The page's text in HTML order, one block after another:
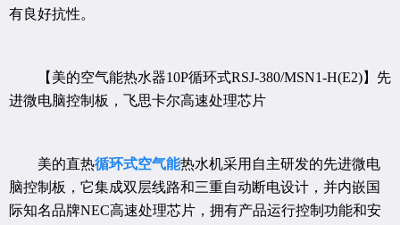
有良好抗性。
【美的空气能热水器10P循环式RSJ-380/MSN1-H(E2)】先
进微电脑控制板，飞思卡尔高速处理芯片
美的直热循环式空气能热水机采用自主研发的先进微电
脑控制板，它集成双层线路和三重自动断电设计，并内嵌国
际知名品牌NEC高速处理芯片，拥有产品运行控制功能和安